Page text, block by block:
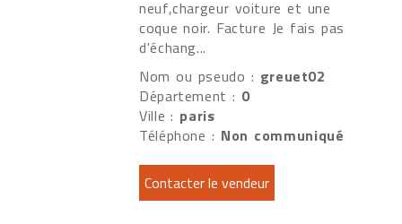
neuf,chargeur voiture et une
coque noir. Facture Je fais pas
d'échang...
Nom ou pseudo : greuet02
Département : 0
Ville : paris
Téléphone : Non communiqué